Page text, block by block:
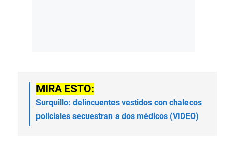
MIRA ESTO:
Surquillo: delincuentes vestidos con chalecos
policiales secuestran a dos médicos (VIDEO)